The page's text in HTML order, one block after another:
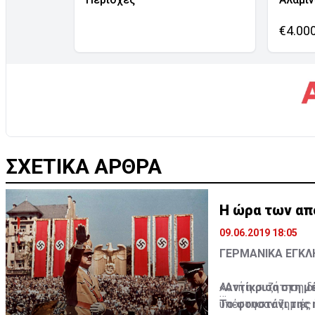
ΣΧΕΤΙΚΑ ΑΡΘΡΑ
Η ώρα των
09.06.2019 18:05
ΓΕΡΜΑΝΙΚΑ
«Αντίκρισα στη
Το φουστάνι της
Αυτή η συζήτηση
υπέστησαν